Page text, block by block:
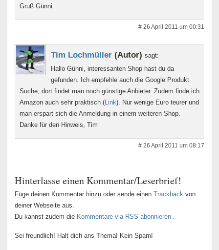
Gruß Günni
# 26 April 2011 um 00:31
Tim Lochmüller (Autor) sagt:
Hallo Günni, interessanten Shop hast du da
gefunden. Ich empfehle auch die Google Produkt
Suche, dort findet man noch günstige Anbieter. Zudem finde ich
Amazon auch sehr praktisch (Link). Nur wenige Euro teurer und
man erspart sich die Anmeldung in einem weiteren Shop.
Danke für den Hinweis, Tim
# 26 April 2011 um 08:17
Hinterlasse einen Kommentar/Leserbrief!
Füge deinen Kommentar hinzu oder sende einen Trackback von
deiner Webseite aus.
Du kannst zudem die Kommentare via RSS abonnieren
Sei freundlich! Halt dich ans Thema! Kein Spam!